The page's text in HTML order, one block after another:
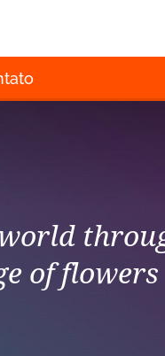
of flowers